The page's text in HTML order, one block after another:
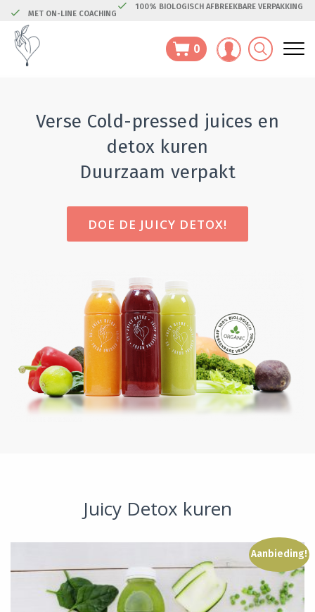
MET ON-LINE COACHING
100% BIOLOGISCH AFBREEKBARE VERPAKKING
0
Verse Cold-pressed juices en
detox kuren
Duurzaam verpakt
DOE DE JUICY DETOX!
Juicy Detox kuren
Aanbieding!